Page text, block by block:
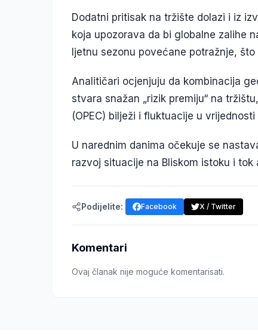
Dodatni pritisak na tržište dolazi i iz
koja upozorava da bi globalne zalihe
ljetnu sezonu povećane potražnje,
Analitičari ocjenjuju da kombinacija
stvara snažan „rizik premiju“ na
(OPEC) bilježi i fluktuacije u
U narednim danima očekuje se
razvoj situacije na Bliskom istoku i
Podijelite: Facebook X / Twitter
Komentari
Ovaj članak nije moguće komentarisati.